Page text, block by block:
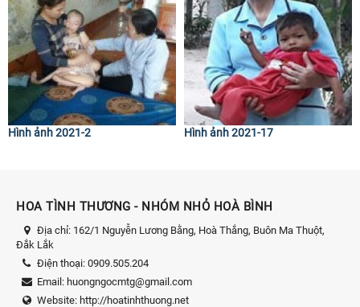
Hình ảnh 2021-2 Hình ảnh 2021-17
HOA TÌNH THƯƠNG - NHÓM NHỎ HOÀ BÌNH
Địa chỉ: 162/1 Nguyễn Lương Bằng, Hoà Thắng, Buôn Ma Thuột,
Đắk Lắk
Điện thoại: 0909.505.204
Email: huongngocmtg@gmail.com
Website: http://hoatinhthuong.net